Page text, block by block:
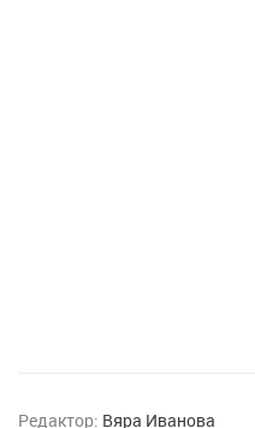
Редактор: Вяра Иванова